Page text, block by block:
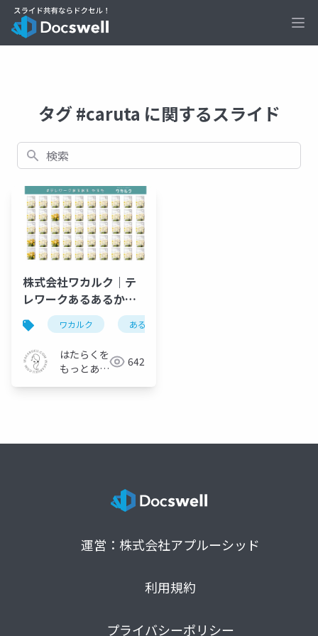
タグ #caruta に関するスライド
検索
株式会社ワカルク｜テ
レワークあるあるかる
た
ワカルク あるあるカルタ
はたらくを
もっとあか
642
運営：株式会社アプルーシッド
利用規約
プライバシーポリシー